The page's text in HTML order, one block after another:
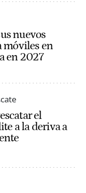
nuevos
móviles en
en 2027
el
a la deriva a